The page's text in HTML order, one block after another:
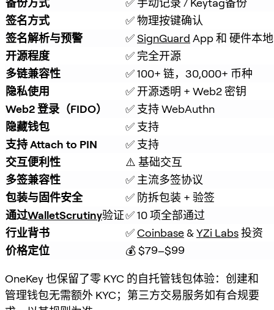
备份方式
✅ 手动记录 / Keytag备份
签名方式
✅ 物理按键确认
签名解析与预警
✅ SignGuard App 和 硬件本
开源程度
✅ 完全开源
多链兼容性
✅ 100+ 链，30,000+ 币种
隐私使用
✅ 开源透明 + Web2 密钥
Web2 登录（FIDO）
✅ 支持 WebAuthn
隐藏钱包
✅ 支持
支持 Attach to PIN
✅ 支持
交互便利性
⚠️ 基础交互
多签兼容性
✅ 主流多签协议
包装与固件安全
✅ 防拆包装 + 验签
通过WalletScrutiny验证✅ 10 项全部通过
行业背书
✅ Coinbase & YZi Labs 投资
价格定位
💰 $79–$99
OneKey 也保留了零 KYC 的自托管钱包体验：创建和
管理钱包无需额外 KYC；第三方交易服务如有合规要